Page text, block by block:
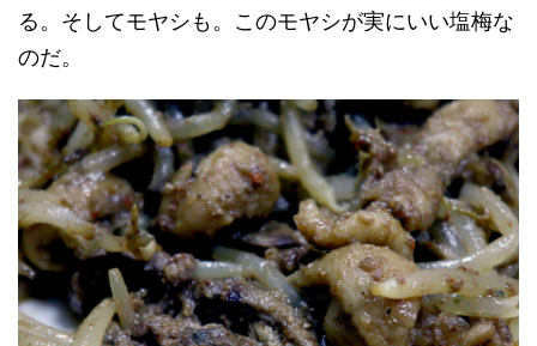
る。そしてモヤシも。このモヤシが実にいい塩梅な
のだ。